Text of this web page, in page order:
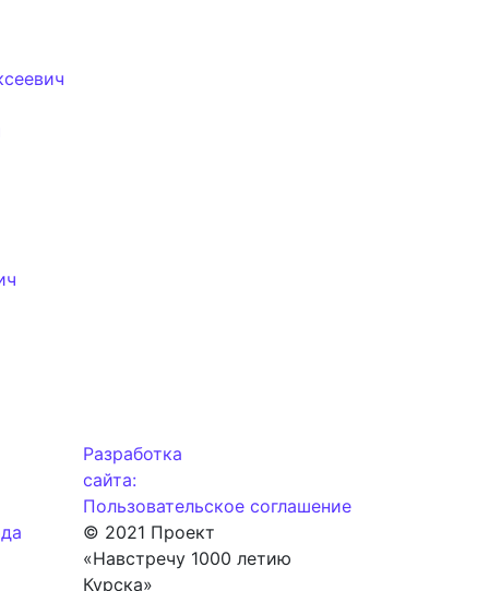
Разработка
сайта:
Пользовательское соглашение
© 2021 Проект
«Навстречу 1000 летию
Курска»